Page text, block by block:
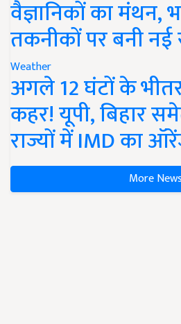
वैज्ञानिकों का मंथन,
तकनीकों पर बनी नई
Weather
अगले 12 घंटों के
कहर! यूपी, बिहार
राज्यों में IMD का
More News